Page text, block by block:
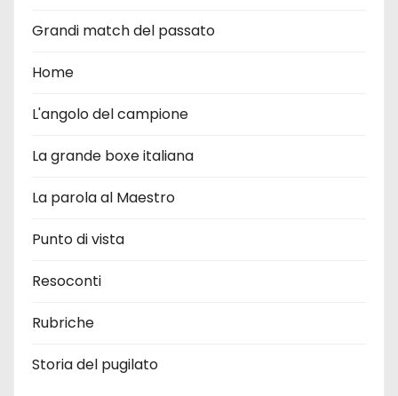
Grandi match del passato
Home
L'angolo del campione
La grande boxe italiana
La parola al Maestro
Punto di vista
Resoconti
Rubriche
Storia del pugilato